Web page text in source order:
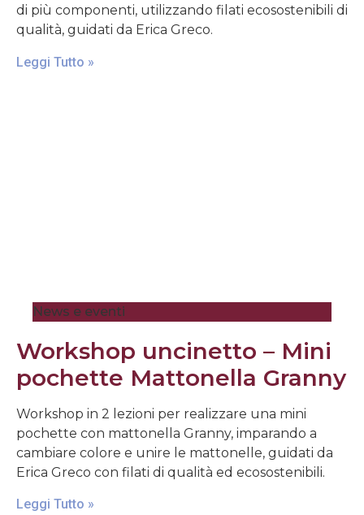
di più componenti, utilizzando filati ecosostenibili di
qualità, guidati da Erica Greco.
Leggi Tutto »
News e eventi
Workshop uncinetto – Mini
pochette Mattonella Granny
Workshop in 2 lezioni per realizzare una mini
pochette con mattonella Granny, imparando a
cambiare colore e unire le mattonelle, guidati da
Erica Greco con filati di qualità ed ecosostenibili.
Leggi Tutto »